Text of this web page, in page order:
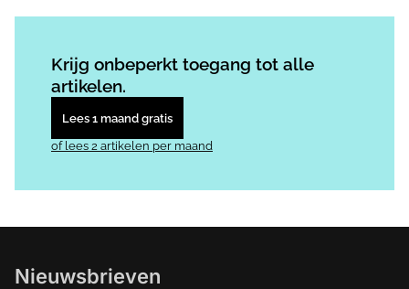
Krijg onbeperkt toegang tot alle
artikelen.
Lees 1 maand gratis
of lees 2 artikelen per maand
Nieuwsbrieven